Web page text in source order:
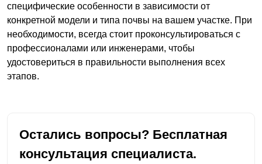
специфические особенности в зависимости от
конкретной модели и типа почвы на вашем участке. При
необходимости, всегда стоит проконсультироваться с
профессионалами или инженерами, чтобы
удостовериться в правильности выполнения всех
этапов.
Остались вопросы? Бесплатная
консультация специалиста.